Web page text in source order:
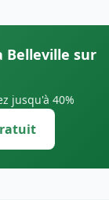
Belleville sur
jusqu'à 40%